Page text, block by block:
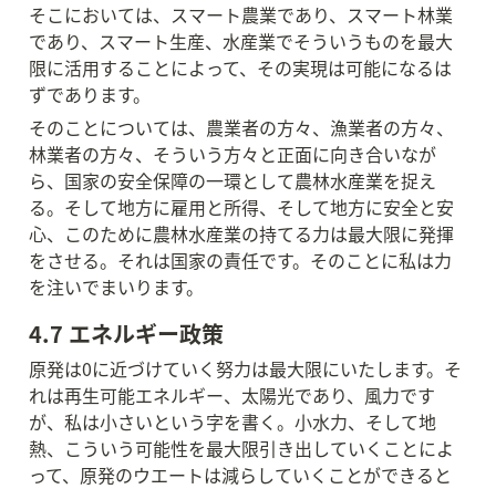
そこにおいては、スマート農業であり、スマート林業
であり、スマート生産、水産業でそういうものを最大
限に活用することによって、その実現は可能になるは
ずであります。
そのことについては、農業者の方々、漁業者の方々、
林業者の方々、そういう方々と正面に向き合いなが
ら、国家の安全保障の一環として農林水産業を捉え
る。そして地方に雇用と所得、そして地方に安全と安
心、このために農林水産業の持てる力は最大限に発揮
をさせる。それは国家の責任です。そのことに私は力
を注いでまいります。
4.7 エネルギー政策
原発は0に近づけていく努力は最大限にいたします。そ
れは再生可能エネルギー、太陽光であり、風力です
が、私は小さいという字を書く。小水力、そして地
熱、こういう可能性を最大限引き出していくことによ
って、原発のウエートは減らしていくことができると